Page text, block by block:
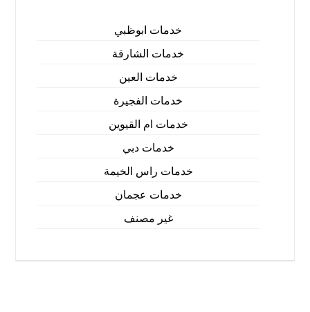
خدمات ابوظبي
خدمات الشارقة
خدمات العين
خدمات الفجيرة
خدمات ام القيوين
خدمات دبي
خدمات راس الخيمة
خدمات عجمان
غير مصنف